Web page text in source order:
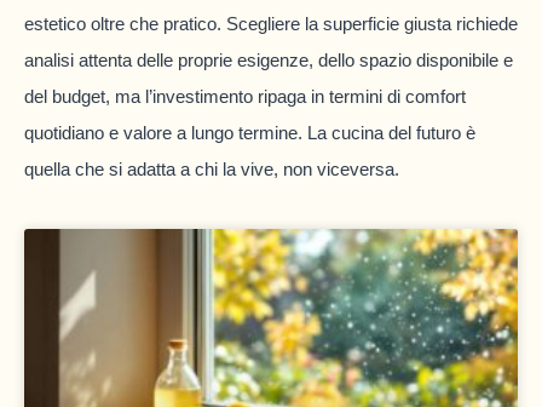
estetico oltre che pratico. Scegliere la superficie giusta richiede
analisi attenta delle proprie esigenze, dello spazio disponibile e
del budget, ma l’investimento ripaga in termini di comfort
quotidiano e valore a lungo termine. La cucina del futuro è
quella che si adatta a chi la vive, non viceversa.